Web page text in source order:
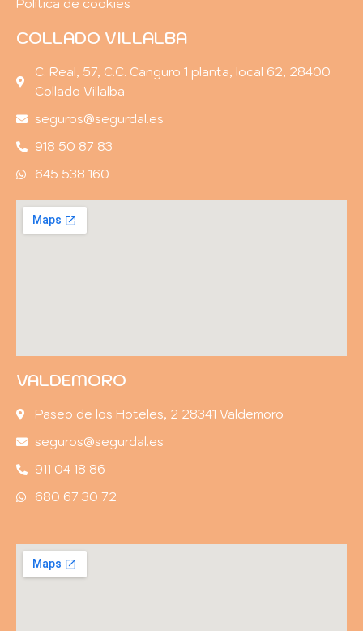
Política de cookies
COLLADO VILLALBA
C. Real, 57, C.C. Canguro 1 planta, local 62, 28400
Collado Villalba
seguros@segurdal.es
918 50 87 83
645 538 160
VALDEMORO
Paseo de los Hoteles, 2 28341 Valdemoro
seguros@segurdal.es
911 04 18 86
680 67 30 72